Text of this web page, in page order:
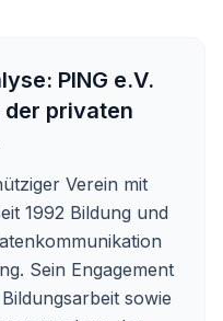
PING e.V.
der privaten
Verein mit
1992 Bildung und
Sein Engagement
sowie